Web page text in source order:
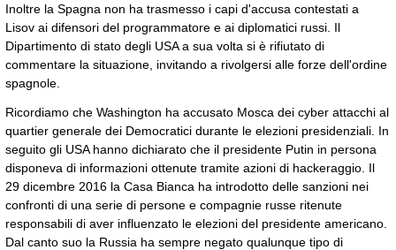
Inoltre la Spagna non ha trasmesso i capi d'accusa contestati a
Lisov ai difensori del programmatore e ai diplomatici russi. Il
Dipartimento di stato degli USA a sua volta si è rifiutato di
commentare la situazione, invitando a rivolgersi alle forze dell'ordine
spagnole.
Ricordiamo che Washington ha accusato Mosca dei cyber attacchi al
quartier generale dei Democratici durante le elezioni presidenziali. In
seguito gli USA hanno dichiarato che il presidente Putin in persona
disponeva di informazioni ottenute tramite azioni di hackeraggio. Il
29 dicembre 2016 la Casa Bianca ha introdotto delle sanzioni nei
confronti di una serie di persone e compagnie russe ritenute
responsabili di aver influenzato le elezioni del presidente americano.
Dal canto suo la Russia ha sempre negato qualunque tipo di